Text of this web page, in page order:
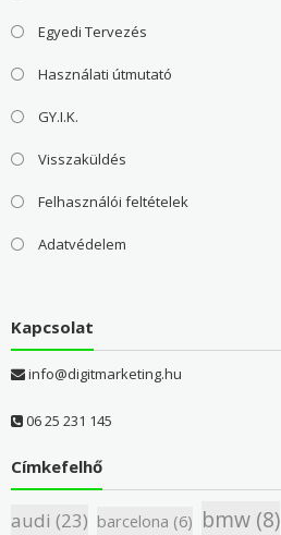
Egyedi Tervezés
Használati útmutató
GY.I.K.
Visszaküldés
Felhasználói feltételek
Adatvédelem
Kapcsolat
info@digitmarketing.hu
06 25 231 145
Címkefelhő
audi (23) barcelona (6) bmw(8)